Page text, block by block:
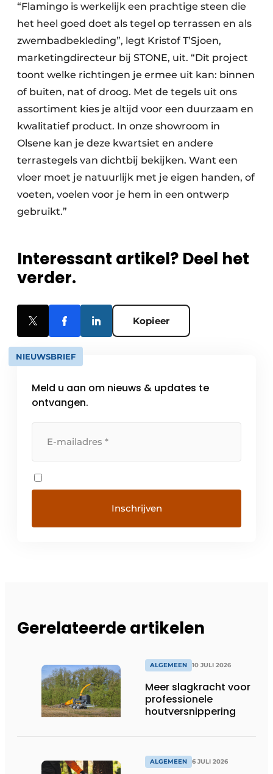
“Flamingo is werkelijk een prachtige steen die
het heel goed doet als tegel op terrassen en als
zwembadbekleding”, legt Kristof T’Sjoen,
marketingdirecteur bij STONE, uit. “Dit project
toont welke richtingen je ermee uit kan: binnen
of buiten, nat of droog. Met de tegels uit ons
assortiment kies je altijd voor een duurzaam en
kwalitatief product. In onze showroom in
Olsene kan je deze kwartsiet en andere
terrastegels van dichtbij bekijken. Want een
vloer moet je natuurlijk met je eigen handen, of
voeten, voelen voor je hem in een ontwerp
gebruikt.”
Interessant artikel? Deel het
verder.
Kopieer
NIEUWSBRIEF
Meld u aan om nieuws & updates te
ontvangen.
Gerelateerde artikelen
ALGEMEEN 10 JULI 2026
Meer slagkracht voor
professionele
houtversnippering
ALGEMEEN 6 JULI 2026